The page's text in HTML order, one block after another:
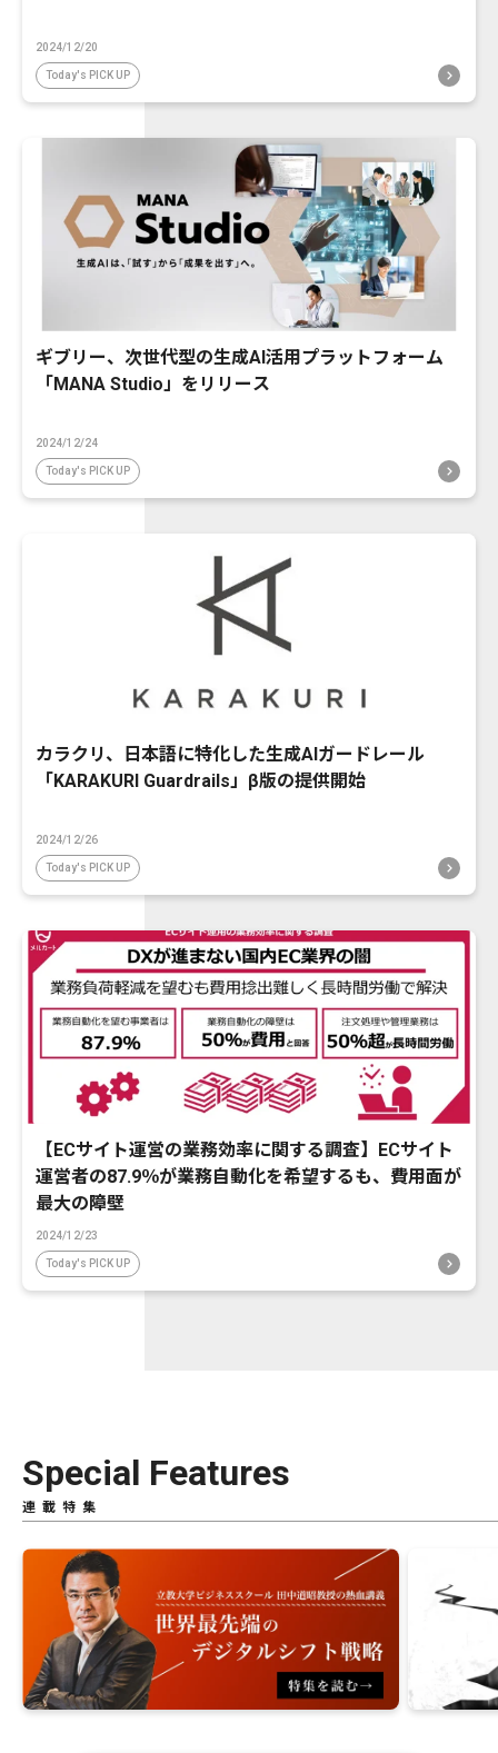
2024/12/20
Today's PICK UP
ギブリー、次世代型の生成AI活用プラットフォーム
「MANA Studio」をリリース
2024/12/24
Today's PICK UP
カラクリ、日本語に特化した生成AIガードレール
「KARAKURI Guardrails」β版の提供開始
2024/12/26
Today's PICK UP
【ECサイト運営の業務効率に関する調査】ECサイト
運営者の87.9％が業務自動化を希望するも、費用面が
最大の障壁
2024/12/23
Today's PICK UP
Special Features
連載特集